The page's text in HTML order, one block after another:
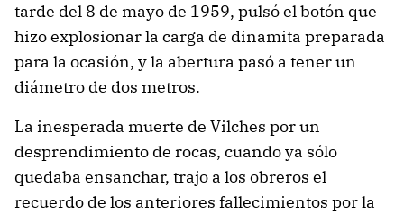
tarde del 8 de mayo de 1959, pulsó el botón que
hizo explosionar la carga de dinamita preparada
para la ocasión, y la abertura pasó a tener un
diámetro de dos metros.
La inesperada muerte de Vilches por un
desprendimiento de rocas, cuando ya sólo
quedaba ensanchar, trajo a los obreros el
recuerdo de los anteriores fallecimientos por la